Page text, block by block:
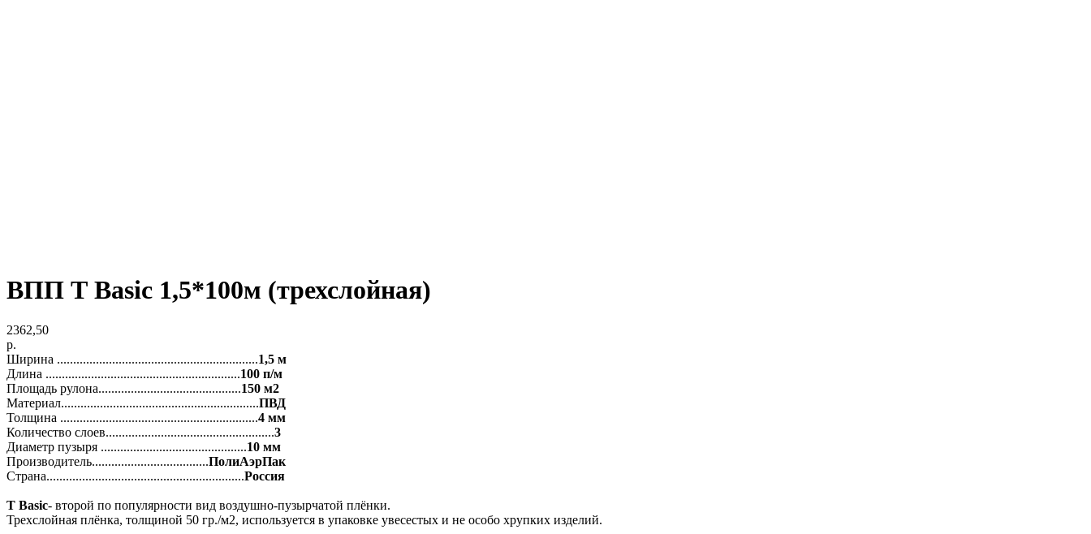
ВПП Т Basic 1,5*100м (трехслойная)
2362,50
р.
Ширина ..............................................................1,5 м
Длина ............................................................100 п/м
Площадь рулона............................................150 м2
Материал.............................................................ПВД
Толщина .............................................................4 мм
Количество слоев....................................................3
Диаметр пузыря .............................................10 мм
Производитель....................................ПолиАэрПак
Страна.............................................................Россия
Т Basic- второй по популярности вид воздушно-пузырчатой плёнки.
Трехслойная плёнка, толщиной 50 гр./м2, используется в упаковке увесестых и не особо хрупких изделий.